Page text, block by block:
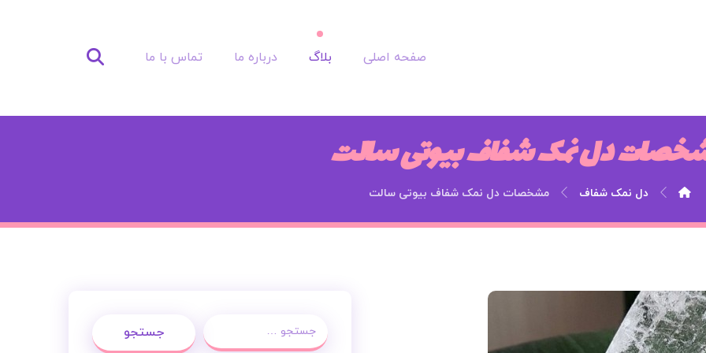
صفحه اصلی بلاگ درباره ما تماس با ما
دل نمک شفاف بیوتی سالت
دل نمک شفاف مشخصات دل نمک شفاف بیوتی سالت
جستجو